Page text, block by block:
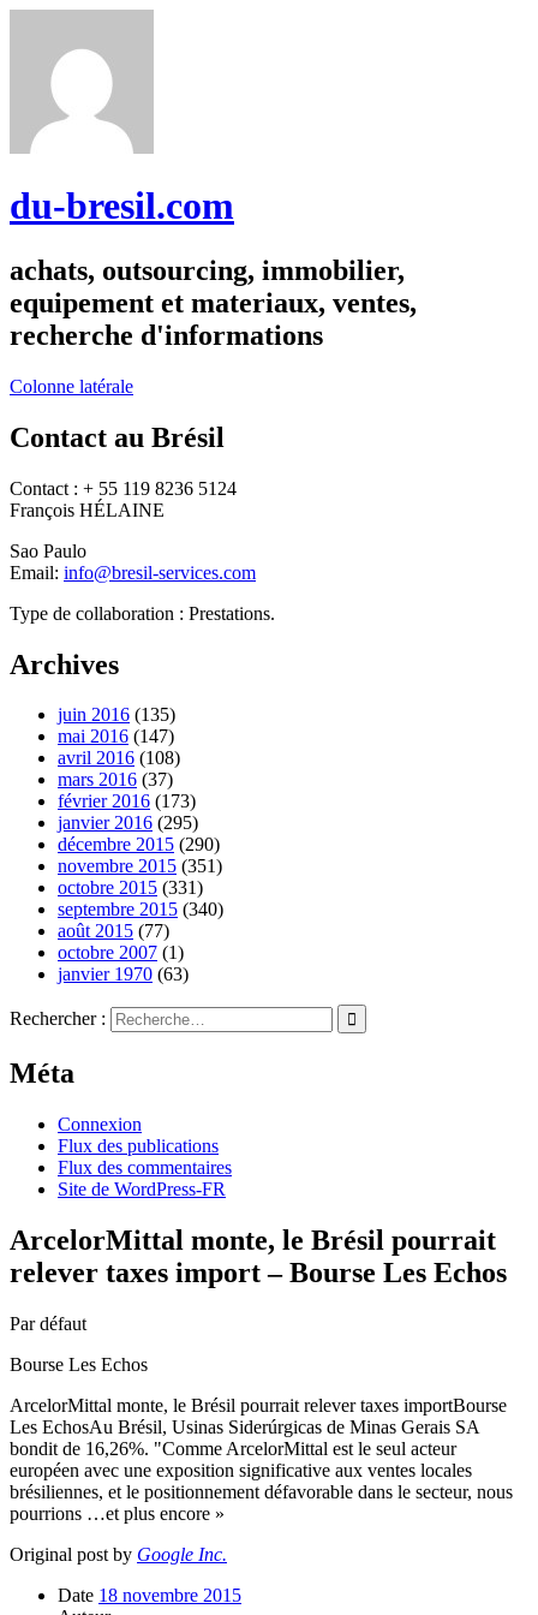
du-bresil.com
achats, outsourcing, immobilier,
equipement et materiaux, ventes,
recherche d'informations
Colonne latérale
Contact au Brésil
Contact : + 55 119 8236 5124
François HÉLAINE
Sao Paulo
Email: info@bresil-services.com
Type de collaboration : Prestations.
Archives
juin 2016 (135)
mai 2016 (147)
avril 2016 (108)
mars 2016 (37)
février 2016 (173)
janvier 2016 (295)
décembre 2015 (290)
novembre 2015 (351)
octobre 2015 (331)
septembre 2015 (340)
août 2015 (77)
octobre 2007 (1)
janvier 1970 (63)
Rechercher :
Méta
Connexion
Flux des publications
Flux des commentaires
Site de WordPress-FR
ArcelorMittal monte, le Brésil pourrait
relever taxes import – Bourse Les Echos
Par défaut
Bourse Les Echos
ArcelorMittal monte, le Brésil pourrait relever taxes importBourse
Les EchosAu Brésil, Usinas Siderúrgicas de Minas Gerais SA
bondit de 16,26%. "Comme ArcelorMittal est le seul acteur
européen avec une exposition significative aux ventes locales
brésiliennes, et le positionnement défavorable dans le secteur, nous
pourrions …et plus encore »
Original post by Google Inc.
Date 18 novembre 2015